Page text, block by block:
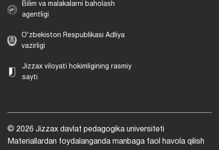
Bilim va malakalarni baholash
agentligi
O‘zbekiston Respublikasi Adliya
vazirligi
Jizzax viloyati hokimligining rasmiy
sayti
© 2026 Jizzax davlat pedagogika universiteti
Materiallardan foydalanganda manbaga faol havola qilish